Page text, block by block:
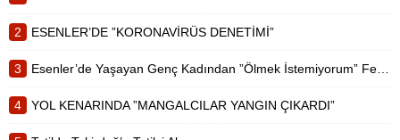
2 ESENLER’DE ”KORONAVİRÜS DENETİMİ”
3 Esenler’de Yaşayan Genç Kadından ”Ölmek İstemiyorum” Feryadı
4 YOL KENARINDA ”MANGALCILAR YANGIN ÇIKARDI”